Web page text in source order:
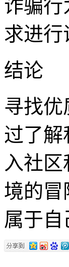
诈骗
求进行
结论
寻找
过了
入社
境的冒
属于自